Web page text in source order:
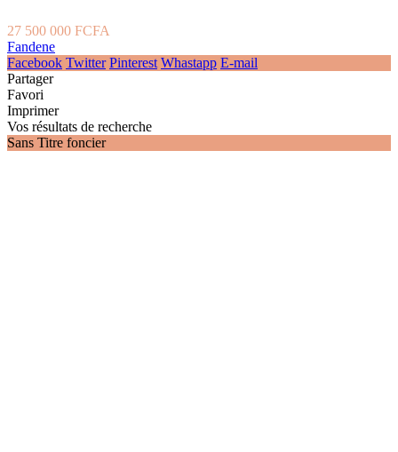
27 500 000 FCFA
Fandene
Facebook Twitter Pinterest Whastapp E-mail
Partager
Favori
Imprimer
Vos résultats de recherche
Sans Titre foncier